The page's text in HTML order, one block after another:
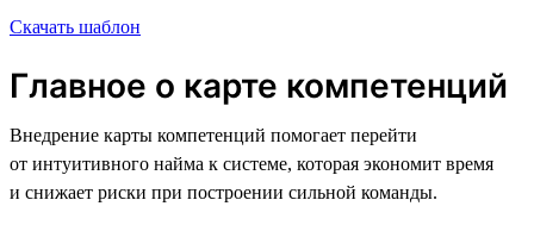
Скачать шаблон
Главное о карте компетенций
Внедрение карты компетенций помогает перейти
от интуитивного найма к системе, которая экономит время
и снижает риски при построении сильной команды.